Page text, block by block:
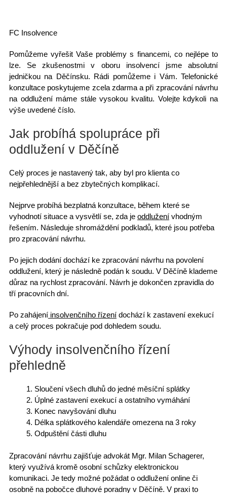
FC Insolvence
Pomůžeme vyřešit Vaše problémy s financemi, co nejlépe to
lze. Se zkušenostmi v oboru insolvencí jsme absolutní
jedničkou na Děčínsku. Rádi pomůžeme i Vám. Telefonické
konzultace poskytujeme zcela zdarma a při zpracování návrhu
na oddlužení máme stále vysokou kvalitu. Volejte kdykoli na
výše uvedené číslo.
Jak probíhá spolupráce při
oddlužení v Děčíně
Celý proces je nastavený tak, aby byl pro klienta co
nejpřehlednější a bez zbytečných komplikací.
Nejprve probíhá bezplatná konzultace, během které se
vyhodnotí situace a vysvětlí se, zda je oddluženívhodným
řešením. Následuje shromáždění podkladů, které jsou potřeba
pro zpracování návrhu.
Po jejich dodání dochází ke zpracování návrhu na povolení
oddlužení, který je následně podán k soudu. V Děčíně klademe
důraz na rychlost zpracování. Návrh je dokončen zpravidla do
tří pracovních dní.
Po zahájeníinsolvenčního řízenídochází k zastavení exekucí
a celý proces pokračuje pod dohledem soudu.
Výhody insolvenčního řízení
přehledně
Sloučení všech dluhůdo jedné měsíční splátky
Úplné zastavení exekucí a ostatního vymáhání
Konec navyšování dluhu
Délka splátkového kalendáře omezena na 3 roky
Odpuštění části dluhu
Zpracování návrhuzajišťuje advokát Mgr. Milan Schagerer,
který využívá kromě osobní schůzky elektronickou
komunikaci. Je tedy možné požádat o oddlužení online či
osobně na pobočce dluhové poradny v Děčíně. V praxi to